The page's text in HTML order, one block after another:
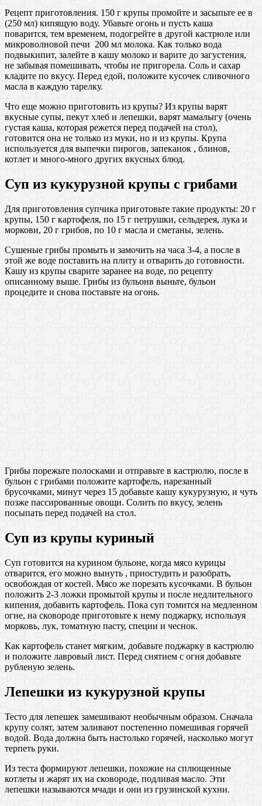
Рецепт приготовления. 150 г крупы промойте и засыпьте ее в
(250 мл) кипящую воду. Убавьте огонь и пусть каша
поварится, тем временем, подогрейте в другой кастрюле или
микроволновой печи 200 мл молока. Как только вода
подвыкипит, залейте в кашу молоко и варите до загустения,
не забывая помешивать, чтобы не пригорела. Соль и сахар
кладите по вкусу. Перед едой, положите кусочек сливочного
масла в каждую тарелку.
Что еще можно приготовить из крупы? Из крупы варят
вкусные супы, пекут хлеб и лепешки, варят мамалыгу (очень
густая каша, которая режется перед подачей на стол),
готовится она не только из муки, но и из крупы. Крупа
используется для выпечки пирогов, запеканок , блинов,
котлет и много-много других вкусных блюд.
Суп из кукурузной крупы с грибами
Для приготовления супчика приготовьте такие продукты: 20 г
крупы, 150 г картофеля, по 15 г петрушки, сельдерея, лука и
моркови, 20 г грибов, по 10 г масла и сметаны, зелень.
Сушеные грибы промыть и замочить на часа 3-4, а после в
этой же воде поставить на плиту и отварить до готовности.
Кашу из крупы сварите заранее на воде, по рецепту
описанному выше. Грибы из бульонв выньте, бульон
процедите и снова поставьте на огонь.
Грибы порежьте полосками и отправьте в кастрюлю, после в
бульон с грибами положите картофель, нарезанный
брусочками, минут через 15 добавьте кашу кукурузную, и чуть
позже пассированные овощи. Солить по вкусу, зелень
посыпать перед подачей на стол.
Суп из крупы куриный
Суп готовится на курином бульоне, когда мясо курицы
отварится, его можно вынуть , приостудить и разобрать,
освобождая от костей. Мясо же порезать кусочками. В бульон
положить 2-3 ложки промытой крупы и после недлительного
кипения, добавить картофель. Пока суп томится на медленном
огне, на сковороде приготовьте к нему поджарку, используя
морковь, лук, томатную пасту, специи и чеснок.
Как картофель станет мягким, добавьте поджарку в кастрюлю
и положите лавровый лист. Перед снятием с огня добавьте
рубленую зелень.
Лепешки из кукурузной крупы
Тесто для лепешек замешивают необычным образом. Сначала
крупу солят, затем заливают постепенно помешивая горячей
водой. Вода должна быть настолько горячей, насколько могут
терпеть руки.
Из теста формируют лепешки, похожие на сплющенные
котлеты и жарят их на сковороде, подливая масло. Эти
лепешки называются мчади и они из грузинской кухни.